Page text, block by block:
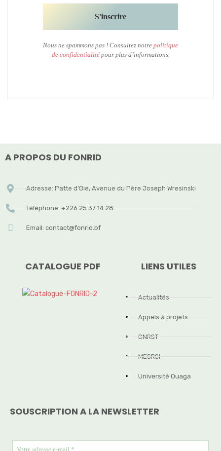
Nous ne spammons pas ! Consultez notre politique
de confidentialitépour plus d’informations.
A PROPOS DU FONRID
Adresse: Patte d’Oie, Avenue du Père Joseph Wresinski
Téléphone: +226 25 37 14 28
Email: contact@fonrid.bf
CATALOGUE PDF LIENS UTILES
Actualités
Appels à projets
CNRST
MESRSI
Université Ouaga
SOUSCRIPTION A LA NEWSLETTER